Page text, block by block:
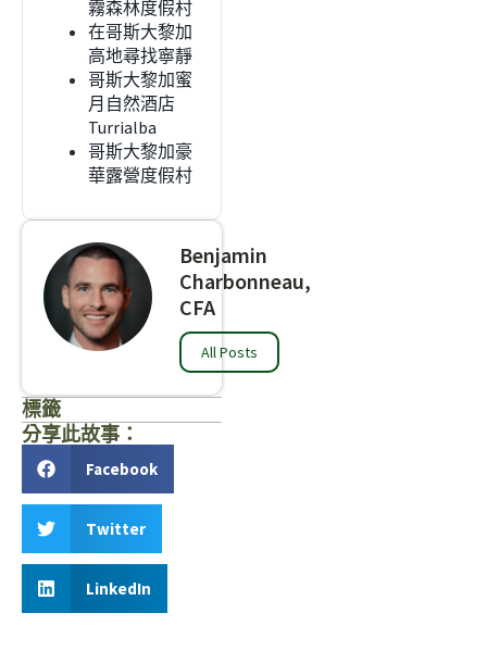
霧森林度假村
在哥斯大黎加
高地尋找寧靜
哥斯大黎加蜜
月自然酒店
Turrialba
哥斯大黎加豪
華露營度假村
Benjamin
Charbonneau,
CFA
All Posts
標籤
分享此故事：
Facebook
Twitter
LinkedIn